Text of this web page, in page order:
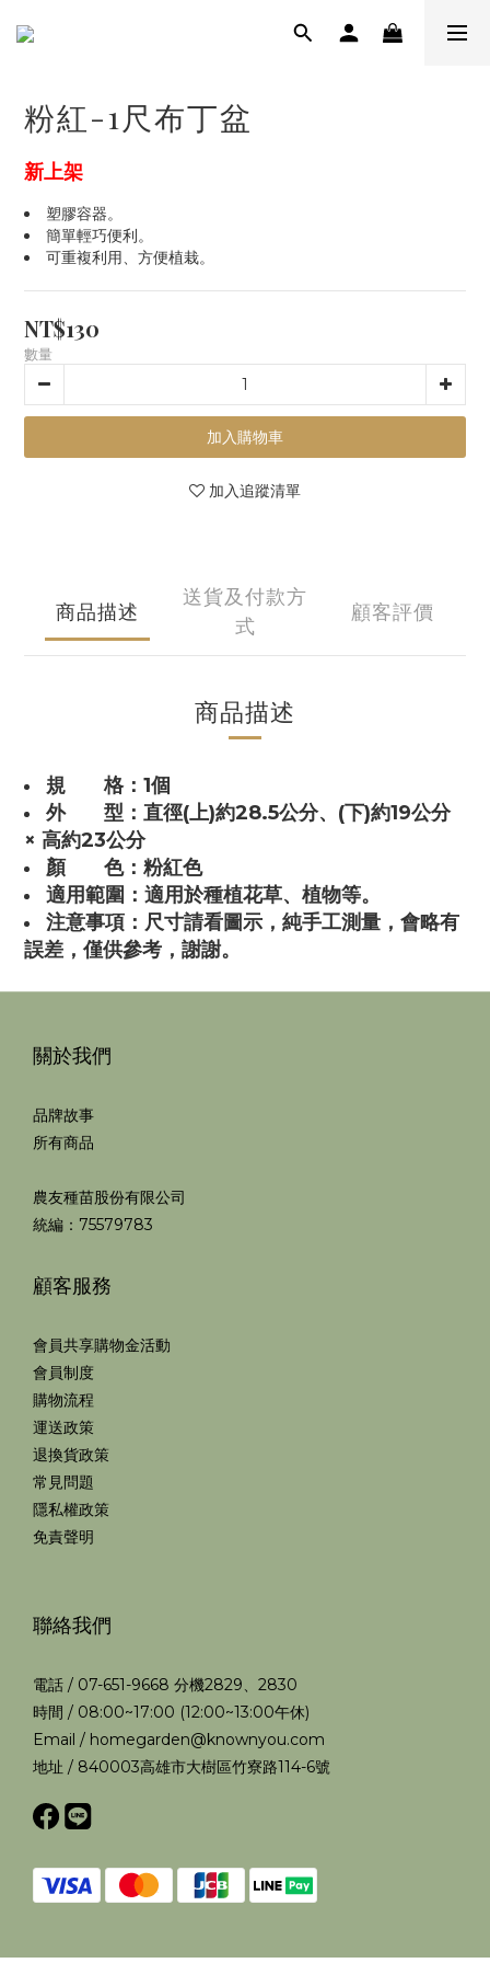
粉紅-1尺布丁盆
新上架
塑膠容器。
簡單輕巧便利。
可重複利用、方便植栽。
NT$130
數量
加入購物車
加入追蹤清單
商品描述
送貨及付款方
式
顧客評價
商品描述
規 格：1個
外 型： 直徑(上)約28.5公分、(下)約19公分
× 高約23公分
顏 色： 粉紅色
適用範圍：適用於種植花草、植物等。
注意事項：尺寸請看圖示，純手工測量，會略有
誤差，僅供參考，謝謝。
關於我們
品牌故事
所有商品
農友種苗股份有限公司
統編：75579783
顧客服務
會員共享購物金活動
會員制度
購物流程
運送政策
退換貨政策
常見問題
隱私權政策
免責聲明
聯絡我們
電話 / 07-651-9668 分機2829、2830
時間 / 08:00~17:00 (12:00~13:00午休)
Email / homegarden@knownyou.com
地址 / 840003高雄市大樹區竹寮路114-6號